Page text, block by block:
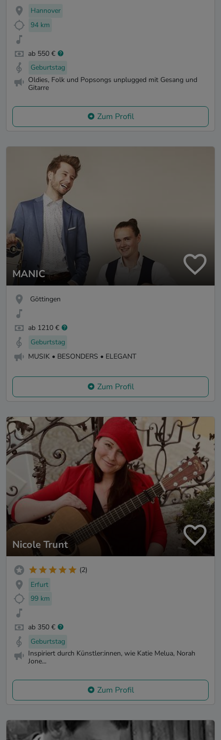
Hannover
94 km
ab 550 €
Geburtstag
Oldies, Folk und Popsongs unplugged mit Gesang und
Gitarre
Zum Profil
MANIC
Göttingen
ab 1210 €
Geburtstag
MUSIK • BESONDERS • ELEGANT
Zum Profil
Nicole Trunt
(2)
Erfurt
99 km
ab 350 €
Geburtstag
Inspiriert durch Künstler:innen, wie Katie Melua, Norah
Jone...
Zum Profil